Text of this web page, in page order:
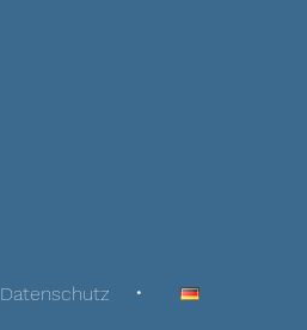
Datenschutz